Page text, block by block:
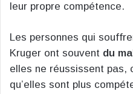
leur propre compétence.
Les personnes qui
Kruger ont souvent du
elles ne réussissent
qu’elles sont plus